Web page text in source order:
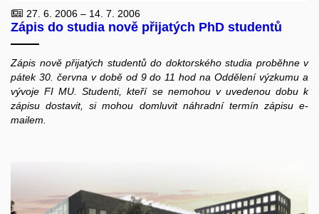
27. 6. 2006 – 14. 7. 2006
Zápis do studia nově přijatých PhD studentů
Zápis nově přijatých studentů do doktorského studia proběhne v
pátek 30. června v době od 9 do 11 hod na Oddělení výzkumu a
vývoje FI MU. Studenti, kteří se nemohou v uvedenou dobu k
zápisu dostavit, si mohou domluvit náhradní termín zápisu e-
mailem.